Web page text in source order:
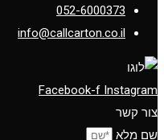
052-6000373
info@callcarton.co.il
Facebook-f Instagram
צור קשר
שם מלא